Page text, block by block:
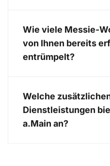
Wie viele Messie-
von Ihnen bereits
entrümpelt?
Welche
Dienstleistungen
a.Main an?